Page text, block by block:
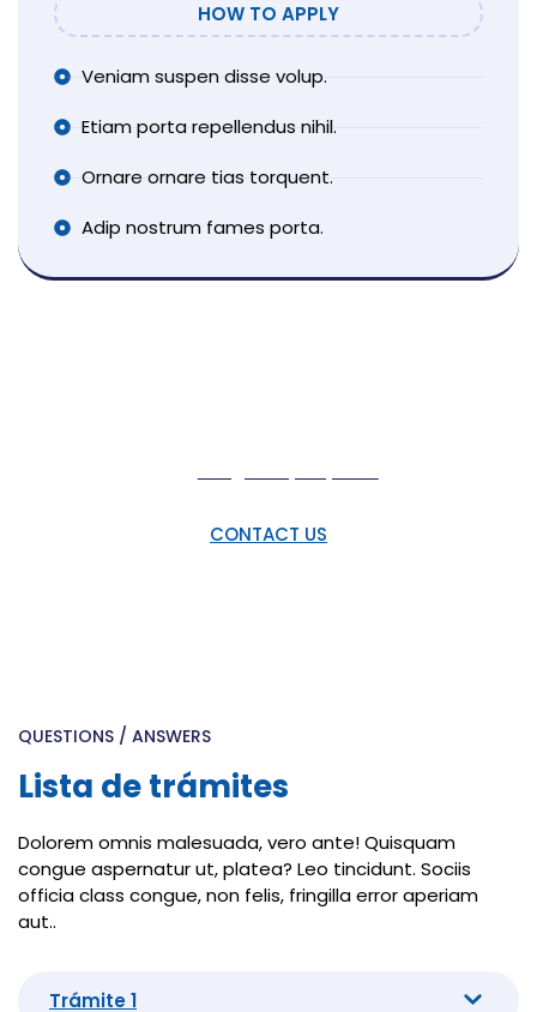
HOW TO APPLY
Veniam suspen disse volup.
Etiam porta repellendus nihil.
Ornare ornare tias torquent.
Adip nostrum fames porta.
CONTACT US
QUESTIONS / ANSWERS
Lista de trámites
Dolorem omnis malesuada, vero ante! Quisquam
congue aspernatur ut, platea? Leo tincidunt. Sociis
officia class congue, non felis, fringilla error aperiam
aut..
Trámite 1